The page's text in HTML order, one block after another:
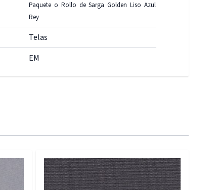
Paquete o Rollo de Sarga Golden Liso Azul
Rey
Telas
EM